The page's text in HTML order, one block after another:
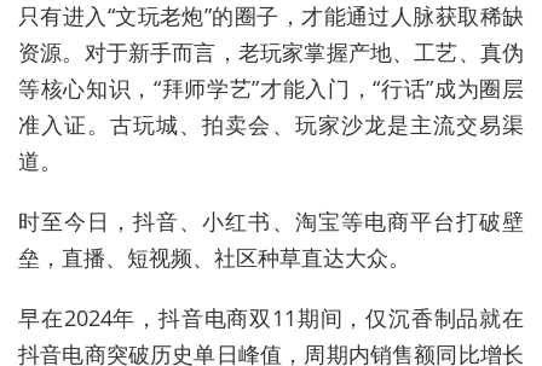
只有进入“文玩老炮”的圈子，才能通过人脉获取稀缺
资源。对于新手而言，老玩家掌握产地、工艺、真伪
等核心知识，“拜师学艺”才能入门，“行话”成为圈层
准入证。古玩城、拍卖会、玩家沙龙是主流交易渠
道。
时至今日，抖音、小红书、淘宝等电商平台打破壁
垒，直播、短视频、社区种草直达大众。
早在2024年，抖音电商双11期间，仅沉香制品就在
抖音电商突破历史单日峰值，周期内销售额同比增长